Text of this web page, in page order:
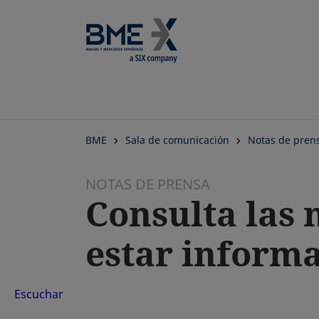
BME Sala de comunicación Notas de
NOTAS DE PRENSA
Consulta las
estar
Escuchar